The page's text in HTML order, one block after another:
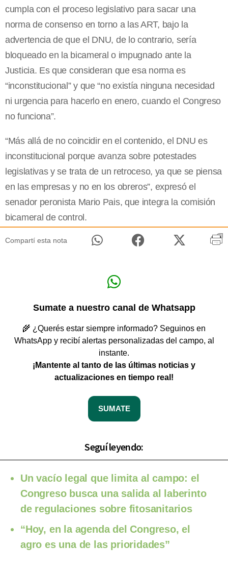
cumpla con el proceso legislativo para sacar una
norma de consenso en torno a las ART, bajo la
advertencia de que el DNU, de lo contrario, sería
bloqueado en la bicameral o impugnado ante la
Justicia. Es que consideran que esa norma es
“inconstitucional” y que “no existía ninguna necesidad
ni urgencia para hacerlo en enero, cuando el Congreso
no funciona”.
“Más allá de no coincidir en el contenido, el DNU es
inconstitucional porque avanza sobre potestades
legislativas y se trata de un retroceso, ya que se piensa
en las empresas y no en los obreros”, expresó el
senador peronista Mario Pais, que integra la comisión
bicameral de control.
Compartí esta nota
Sumate a nuestro canal de Whatsapp
🌾 ¿Querés estar siempre informado? Seguinos en
WhatsApp y recibí alertas personalizadas del campo, al
instante.
¡Mantente al tanto de las últimas noticias y
actualizaciones en tiempo real!
SUMATE
Seguí leyendo:
Un vacío legal que limita al campo: el
Congreso busca una salida al laberinto
de regulaciones sobre fitosanitarios
“Hoy, en la agenda del Congreso, el
agro es una de las prioridades”